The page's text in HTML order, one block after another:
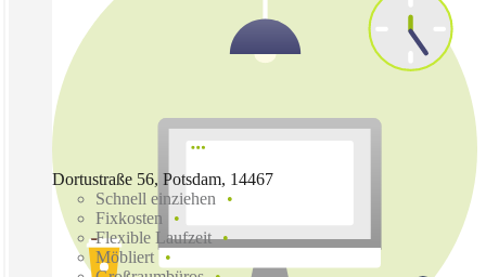
Dortustraße 56, Potsdam, 14467
Schnell einziehen
Fixkosten
Flexible Laufzeit
Möbliert